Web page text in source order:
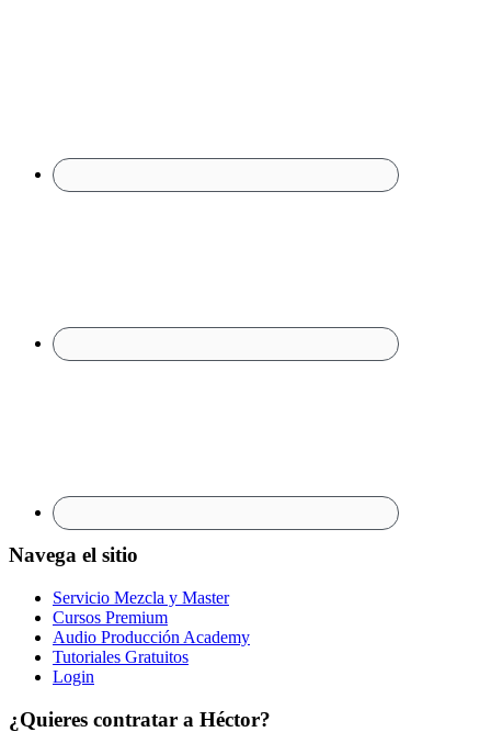
Navega el sitio
Servicio Mezcla y Master
Cursos Premium
Audio Producción Academy
Tutoriales Gratuitos
Login
¿Quieres contratar a Héctor?